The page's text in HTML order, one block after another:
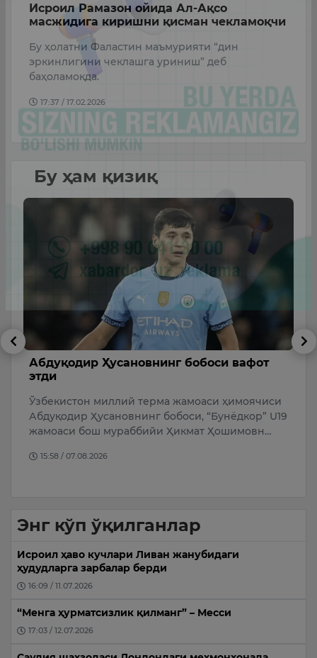
Исроил Рамазон ойида Ал-Ақсо
масжидига киришни қисман чекламоқчи
Бу ҳолатни Фаластин маъмурияти “дин
эркинлигини чеклашга уриниш” деб
баҳоламоқда.
17:37 / 17.02.2026
Бу ҳам қизиқ
Абдуқодир Ҳусановнинг бобоси вафот
этди
Ўзбекистон миллий терма жамоаси ҳимоячиси
Абдуқодир Ҳусановнинг бобоси, “Бунёдкор” U19
жамоаси бош мураббийи Ҳикмат Ҳошимовн…
15:58 / 07.08.2026
Энг кўп ўқилганлар
Исроил ҳаво кучлари Ливан жанубидаги
ҳудудларга зарбалар берди
16:09 / 11.07.2026
“Менга ҳурматсизлик қилманг” – Месси
17:03 / 12.07.2026